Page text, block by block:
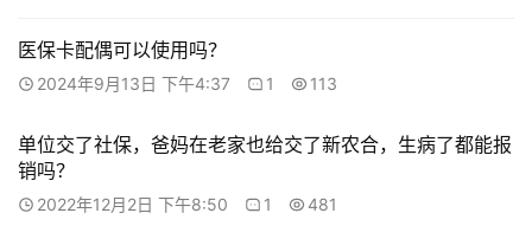
医保卡配偶可以使用吗？
2024年9月13日 下午4:37 1 113
单位交了社保，爸妈在老家也给交了新农合，生病了都能报
销吗？
2022年12月2日 下午8:50 1 481